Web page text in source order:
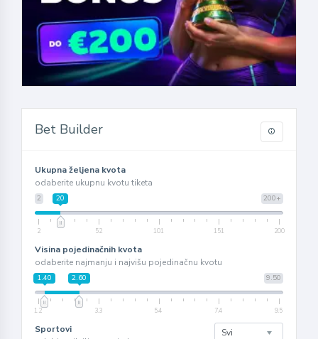
Bet Builder
Ukupna željena kvota
odaberite ukupnu kvotu tiketa
2 200+
20
2 52 101 151 200
Visina pojedinačnih kvota
odaberite najmanju i najvišu pojedinačnu kvotu
9.50
1.40 2.60
1.2 3.3 5.4 7.4 9.5
Sportovi